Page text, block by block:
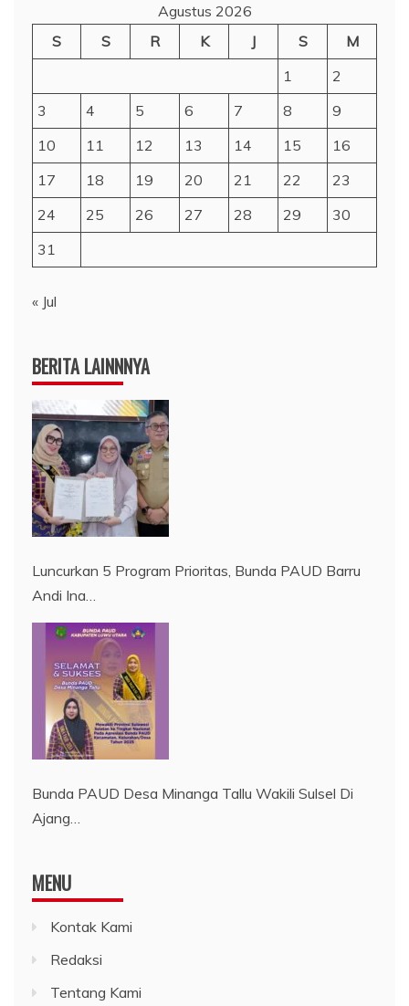
Agustus 2026
S
S R K J S
M
1
2
3
4 5 6 7 8
9
10
11 12 13 14 15
16
17
18 19 20 21 22
23
24
25 26 27 28 29
30
31
« Jul
BERITA LAINNNYA
Luncurkan 5 Program Prioritas, Bunda PAUD Barru
Andi Ina…
Bunda PAUD Desa Minanga Tallu Wakili Sulsel Di
Ajang…
MENU
Kontak Kami
Redaksi
Tentang Kami